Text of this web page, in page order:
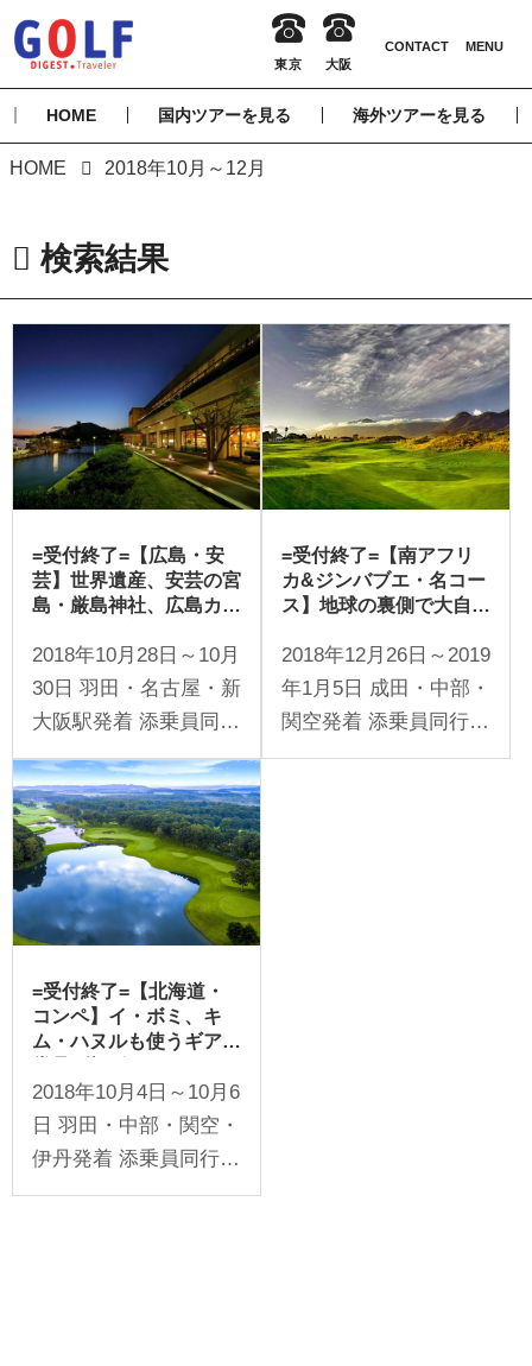
HOME 国内ツアーを見る 海外ツアーを見る
HOME 2018年10月～12月
検索結果
=受付終了=【広島・安
芸】世界遺産、安芸の宮
島・厳島神社、広島カン
歴史観光＆名コースの 3
日間
2018年10月28日～10月
30日 羽田・名古屋・新
大阪駅発着 添乗員同行
１名様より受付
=受付終了=【南アフリ
カ&ジンバブエ・名コー
ス】地球の裏側で大自然
リカ大陸南部11日間3ラ
ウンド”
2018年12月26日～2019
年1月5日 成田・中部・
関空発着 添乗員同行 1
名様より受付
=受付終了=【北海道・
コンペ】イ・ボミ、キ
ム・ハヌルも使うギアが
「HONMAカップ in 北
海道3日間」
2018年10月4日～10月6
日 羽田・中部・関空・
伊丹発着 添乗員同行 1
名様より受付